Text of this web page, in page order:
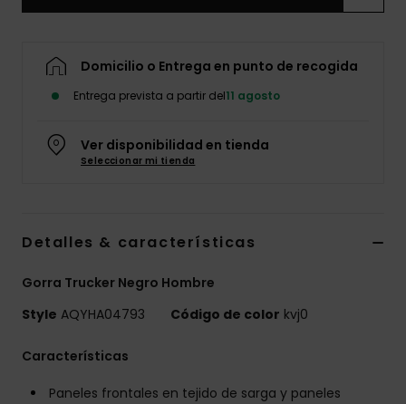
Domicilio o Entrega en punto de recogida
Entrega prevista a partir del11 agosto
Ver disponibilidad en tienda
Seleccionar mi tienda
Detalles & características
Gorra Trucker Negro Hombre
Style AQYHA04793 Código de color kvj0
Características
Paneles frontales en tejido de sarga y paneles